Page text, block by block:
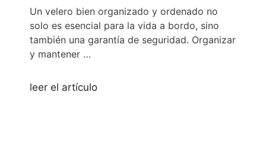
Un velero bien organizado y ordenado no
solo es esencial para la vida a bordo, sino
también una garantía de seguridad. Organizar
y mantener …
leer el artículo